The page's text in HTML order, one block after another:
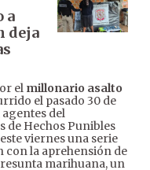
a
deja
el millonario asalto
el pasado 30 de
agentes del
de Hechos Punibles
viernes una serie
con la aprehensión de
marihuana, un